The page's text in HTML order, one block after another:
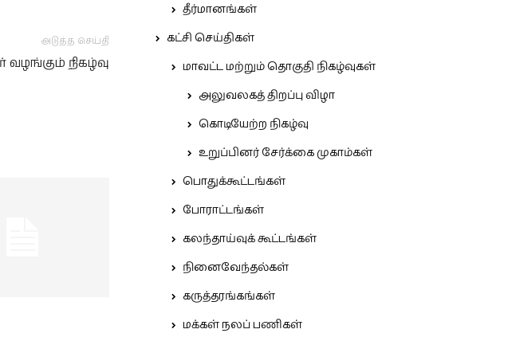
அடுத்த செய்தி
வழங்கும் நிகழ்வு
தீர்மானங்கள்
கட்சி செய்திகள்
மாவட்ட மற்றும் தொகுதி நிகழ்வுகள்
அலுவலகத் திறப்பு விழா
கொடியேற்ற நிகழ்வு
உறுப்பினர் சேர்க்கை முகாம்கள்
பொதுக்கூட்டங்கள்
போராட்டங்கள்
கலந்தாய்வுக் கூட்டங்கள்
நினைவேந்தல்கள்
கருத்தரங்கங்கள்
மக்கள் நலப் பணிகள்